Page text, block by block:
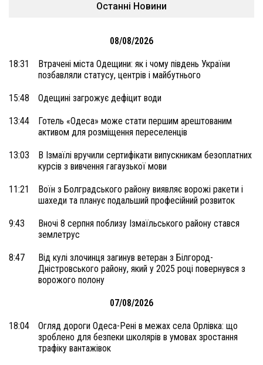
Останні Новини
08/08/2026
18:31
Втрачені міста Одещини: як і чому південь України
позбавляли статусу, центрів і майбутнього
15:48 Одещині загрожує дефіцит води
13:44
Готель «Одеса» може стати першим арештованим
активом для розміщення переселенців
13:03
В Ізмаїлі вручили сертифікати випускникам безоплатних
курсів з вивчення гагаузької мови
11:21
Воїн з Болградського району виявляє ворожі ракети і
шахеди та планує подальший професійний розвиток
9:43
Вночі 8 серпня поблизу Ізмаїльського району стався
землетрус
8:47
Від кулі злочинця загинув ветеран з Білгород-
Дністровського району, який у 2025 році повернувся з
ворожого полону
07/08/2026
18:04
Огляд дороги Одеса-Рені в межах села Орлівка: що
зроблено для безпеки школярів в умовах зростання
трафіку вантажівок